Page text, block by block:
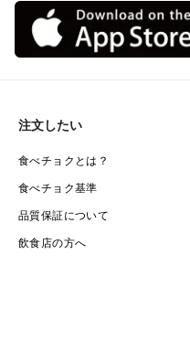
注文したい
食べチョクとは？
食べチョク基準
品質保証について
飲食店の方へ